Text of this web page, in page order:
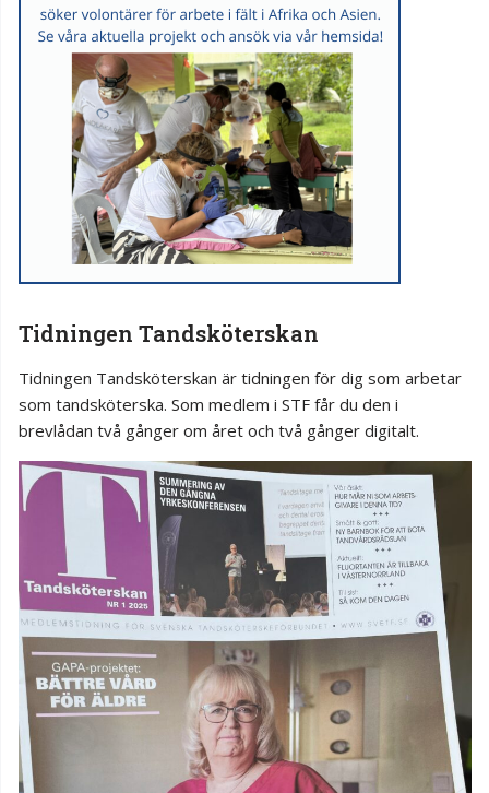
Tidningen Tandsköterskan
Tidningen Tandsköterskan är tidningen för dig som arbetar
som tandsköterska. Som medlem i STF får du den i
brevlådan två gånger om året och två gånger digitalt.